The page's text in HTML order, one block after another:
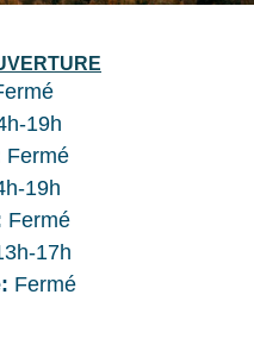
19h
Fermé
19h
Fermé
17h
Fermé